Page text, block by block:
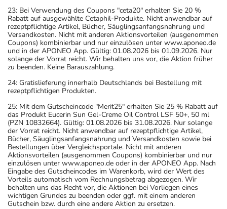
23: Bei Verwendung des Coupons "ceta20" erhalten Sie 20 %
Rabatt auf ausgewählte Cetaphil-Produkte. Nicht anwendbar auf
rezeptpflichtige Artikel, Bücher, Säuglingsanfangsnahrung und
Versandkosten. Nicht mit anderen Aktionsvorteilen (ausgenommen
Coupons) kombinierbar und nur einzulösen unter www.aponeo.de
und in der APONEO App. Gültig: 01.08.2026 bis 01.09.2026. Nur
solange der Vorrat reicht. Wir behalten uns vor, die Aktion früher
zu beenden. Keine Barauszahlung.
24: Gratislieferung innerhalb Deutschlands bei Bestellung mit
rezeptpflichtigen Produkten.
25: Mit dem Gutscheincode "Merit25" erhalten Sie 25 % Rabatt auf
das Produkt Eucerin Sun Gel-Creme Oil Control LSF 50+, 50 ml
(PZN 10832664). Gültig: 01.08.2026 bis 31.08.2026. Nur solange
der Vorrat reicht. Nicht anwendbar auf rezeptpflichtige Artikel,
Bücher, Säuglingsanfangsnahrung und Versandkosten sowie bei
Bestellungen über Vergleichsportale. Nicht mit anderen
Aktionsvorteilen (ausgenommen Coupons) kombinierbar und nur
einzulösen unter www.aponeo.de oder in der APONEO App. Nach
Eingabe des Gutscheincodes im Warenkorb, wird der Wert des
Vorteils automatisch vom Rechnungsbetrag abgezogen. Wir
behalten uns das Recht vor, die Aktionen bei Vorliegen eines
wichtigen Grundes zu beenden oder ggf. mit einem anderen
Gutschein bzw. durch eine andere Aktion zu ersetzen.